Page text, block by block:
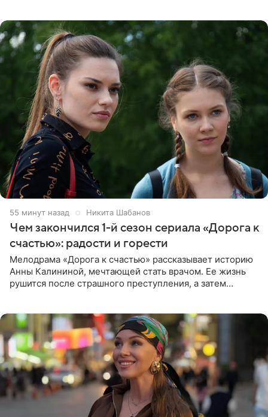
55 минут назад Никита Шабанов
Чем закончился 1-й сезон сериала «Дорога к
счастью»: радости и горести
Мелодрама «Дорога к счастью» рассказывает историю
Анны Калининой, мечтающей стать врачом. Ее жизнь
рушится после страшного преступления, а затем